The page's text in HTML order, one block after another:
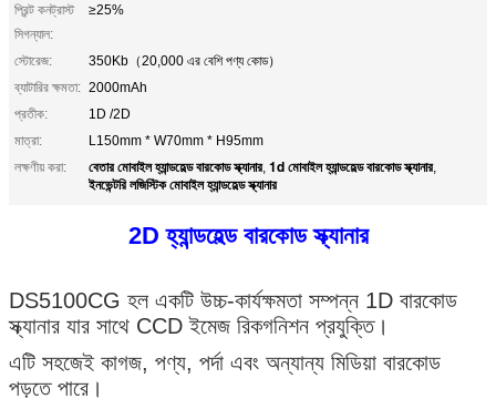
প্রিন্ট কনট্রাস্ট
সিগন্যাল:
≥25%
স্টোরেজ:
350Kb（20,000 এর বেশি পণ্য কোড）
ব্যাটারির ক্ষমতা: 2000mAh
প্রতীক:
1D /2D
মাত্রা:
L150mm * W70mm * H95mm
লক্ষণীয় করা:
বেতার মোবাইল হ্যান্ডহেল্ড বারকোড স্ক্যানার, 1d মোবাইল হ্যান্ডহেল্ড বারকোড স্ক্যানার,
ইনভেন্টরি লজিস্টিক মোবাইল হ্যান্ডহেল্ড স্ক্যানার
2D হ্যান্ডহেল্ড বারকোড স্ক্যানার
DS5100CG হল একটি উচ্চ-কার্যক্ষমতা সম্পন্ন 1D বারকোড
স্ক্যানার যার সাথে CCD ইমেজ রিকগনিশন প্রযুক্তি।
এটি সহজেই কাগজ, পণ্য, পর্দা এবং অন্যান্য মিডিয়া বারকোড
পড়তে পারে।